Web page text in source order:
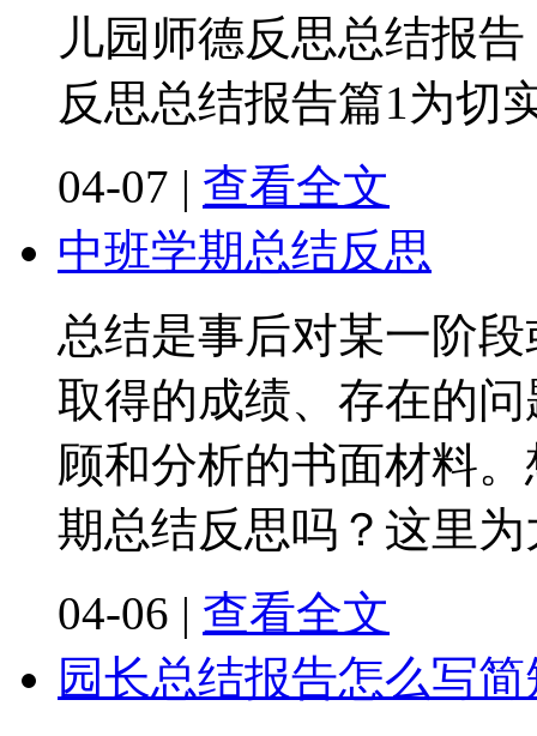
儿园师德反思总结报
反思总结报告篇1为切
04-07 | 查看全文
中班学期总结反思
总结是事后对某一阶
取得的成绩、存在的
顾和分析的书面材料
期总结反思吗？这里
04-06 | 查看全文
园长总结报告怎么写简